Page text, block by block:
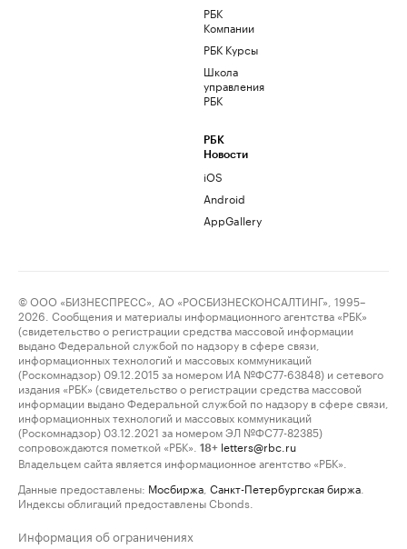
РБК
Компании
РБК Курсы
Школа
управления
РБК
РБК
Новости
iOS
Android
AppGallery
© ООО «БИЗНЕСПРЕСС», АО «РОСБИЗНЕСКОНСАЛТИНГ», 1995–
2026. Сообщения и материалы информационного агентства «РБК»
(свидетельство о регистрации средства массовой информации
выдано Федеральной службой по надзору в сфере связи,
информационных технологий и массовых коммуникаций
(Роскомнадзор) 09.12.2015 за номером ИА №ФС77-63848) и сетевого
издания «РБК» (свидетельство о регистрации средства массовой
информации выдано Федеральной службой по надзору в сфере связи,
информационных технологий и массовых коммуникаций
(Роскомнадзор) 03.12.2021 за номером ЭЛ №ФС77-82385)
сопровождаются пометкой «РБК».
18+ letters@rbc.ru
Владельцем сайта является информационное агентство «РБК».
Данные предоставлены: Мосбиржа Санкт-Петербургская биржа
Индексы облигаций предоставлены Cbonds.
Информация об ограничениях